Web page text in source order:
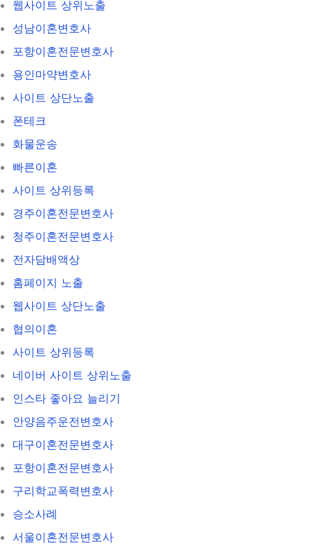
웹사이트 상위노출
성남이혼변호사
포항이혼전문변호사
용인마약변호사
사이트 상단노출
폰테크
화물운송
빠른이혼
사이트 상위등록
경주이혼전문변호사
청주이혼전문변호사
전자담배액상
홈페이지 노출
웹사이트 상단노출
협의이혼
사이트 상위등록
네이버 사이트 상위노출
인스타 좋아요 늘리기
안양음주운전변호사
대구이혼전문변호사
포항이혼전문변호사
구리학교폭력변호사
승소사례
서울이혼전문변호사